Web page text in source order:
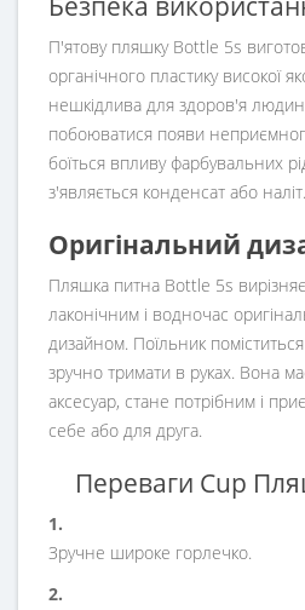
П'ятову пляшку Bottle 5s
органічного пластику високої
нешкідлива для здоров'я
побоюватися появи
боїться впливу фарбувальних
з'являється конденсат або наліт.
Оригінальний
Пляшка питна Bottle 5s
лаконічним і водночас
дизайном. Поїльник
зручно тримати в руках. Вона
аксесуар, стане потрібним і
себе або для друга.
Переваги Cup
1.
Зручне широке горлечко.
2.